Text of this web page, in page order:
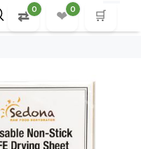
⇄ 0 ❤ 0 🛒